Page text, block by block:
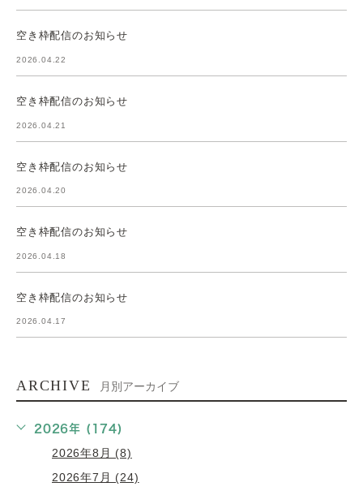
空き枠配信のお知らせ
2026.04.22
空き枠配信のお知らせ
2026.04.21
空き枠配信のお知らせ
2026.04.20
空き枠配信のお知らせ
2026.04.18
空き枠配信のお知らせ
2026.04.17
ARCHIVE 月別アーカイブ
2026年 (174)
2026年8月 (8)
2026年7月 (24)